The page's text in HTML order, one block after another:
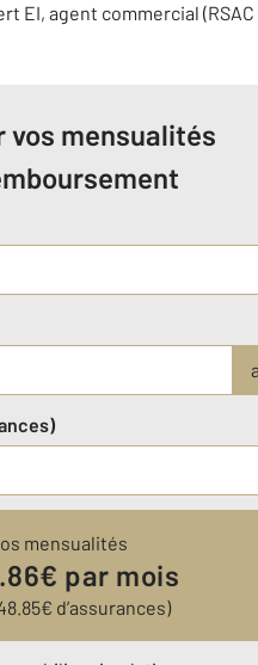
EI, agent commercial (RSAC
vos mensualités
mensualités
€ par mois
€ d’assurances)